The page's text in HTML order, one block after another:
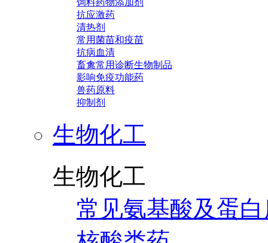
饲料药物添加剂
抗应激药
清热剂
常用菌苗和疫苗
抗病血清
畜禽常用诊断生物制品
影响免疫功能药
兽药原料
抑制剂
生物化工
生物化工
常见氨基酸及蛋